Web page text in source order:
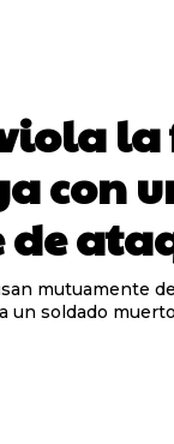
la
con
de
mutuamente
un soldado